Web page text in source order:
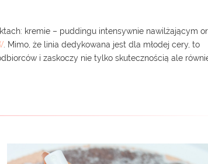
kremie – puddingu intensywnie nawilżającym
. Mimo, że linia dedykowana jest dla młodej cery, to
i zaskoczy nie tylko skutecznością ale